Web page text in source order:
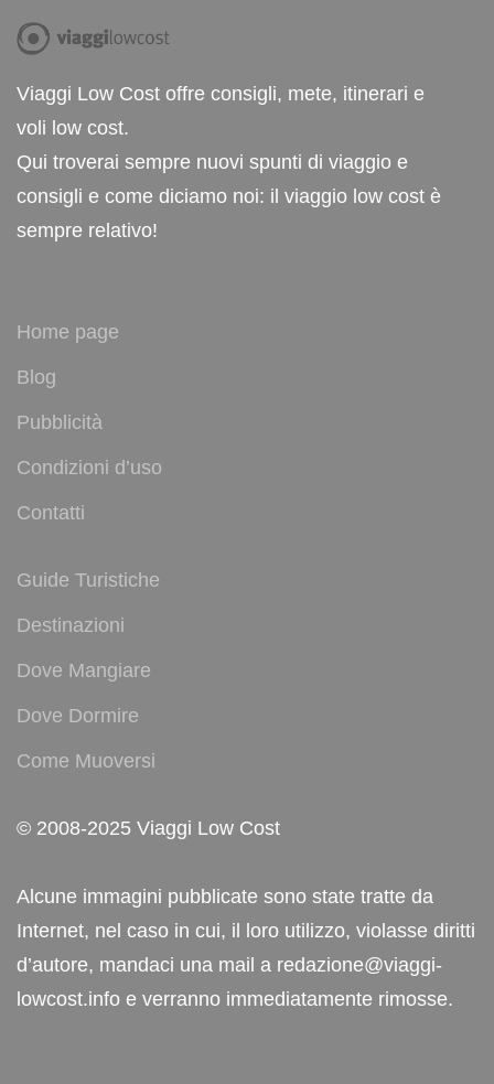
Viaggi Low Cost offre consigli, mete, itinerari e
voli low cost.
Qui troverai sempre nuovi spunti di viaggio e
consigli e come diciamo noi: il viaggio low cost è
sempre relativo!
Home page
Blog
Pubblicità
Condizioni d’uso
Contatti
Guide Turistiche
Destinazioni
Dove Mangiare
Dove Dormire
Come Muoversi
© 2008-2025 Viaggi Low Cost
Alcune immagini pubblicate sono state tratte da
Internet, nel caso in cui, il loro utilizzo, violasse diritti
d’autore, mandaci una mail a redazione@viaggi-
lowcost.info e verranno immediatamente rimosse.